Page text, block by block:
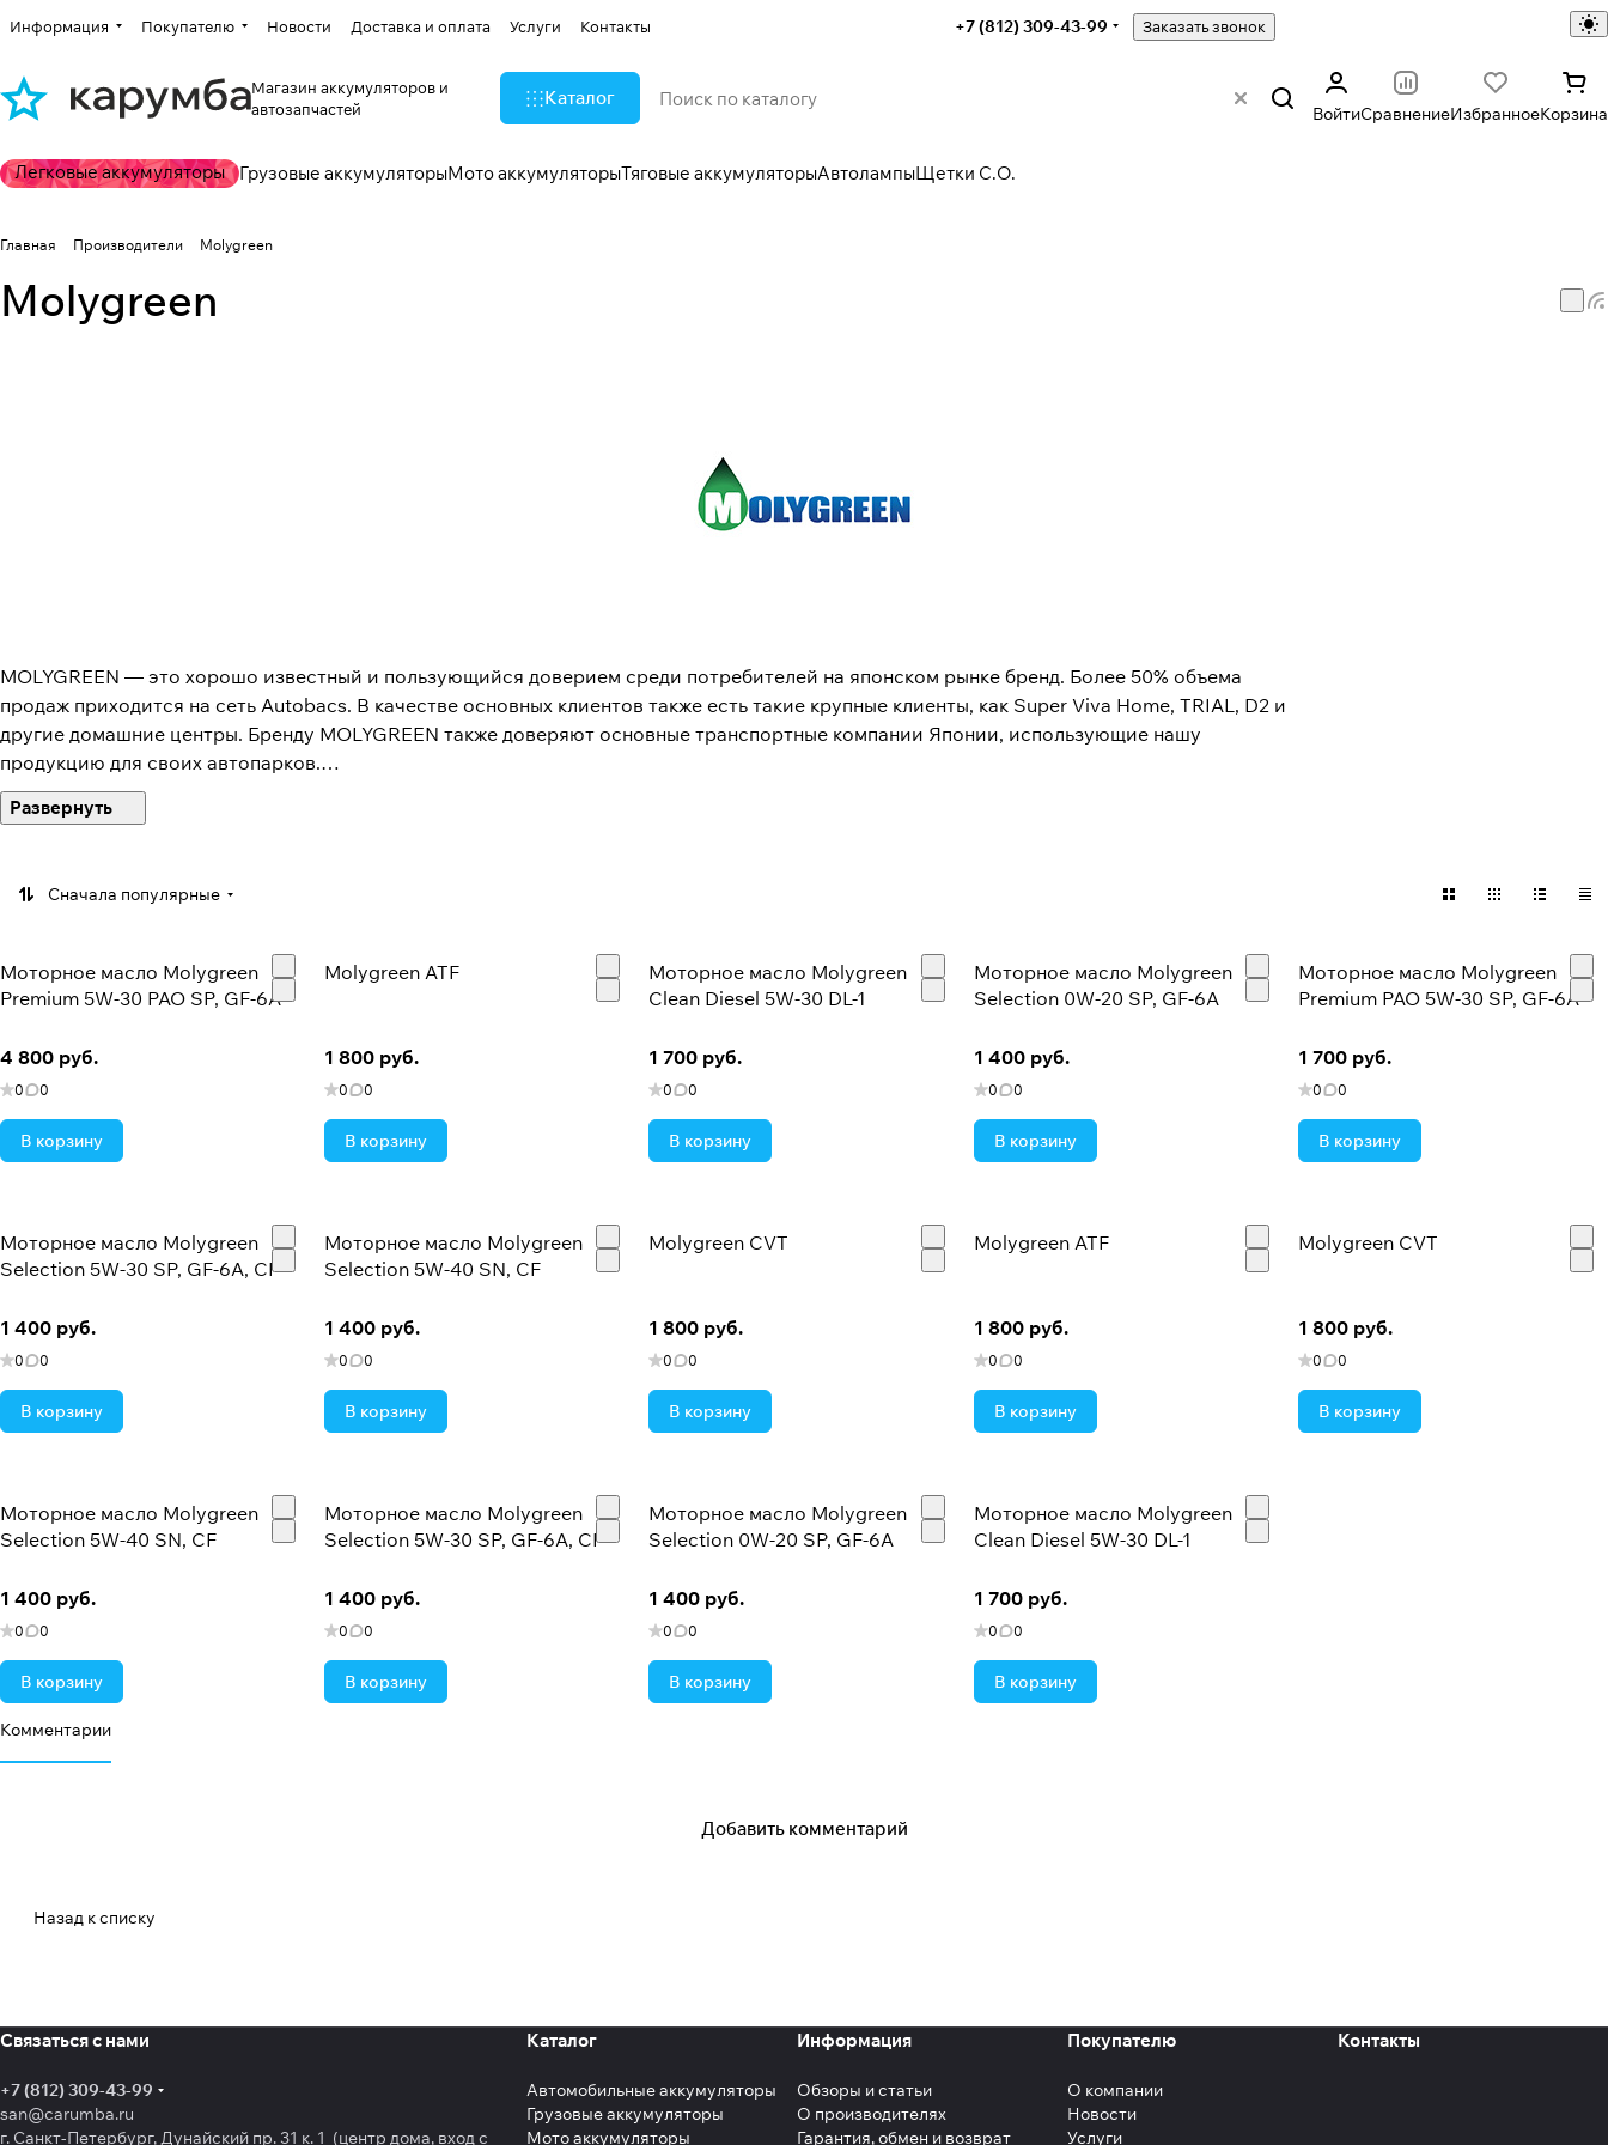
Информация Покупателю Новости Доставка и оплата Услуги Контакты +7 (812) 309-43-99 Заказать звонок
Магазин аккумуляторов и
автозапчастей
Каталог
ВойтиСравнениеИзбранноеКорзина
Легковые аккумуляторы Грузовые аккумуляторыМото аккумуляторыТяговые аккумуляторыАвтолампыЩетки С.О.
Главная Производители Molygreen
Molygreen
MOLYGREEN — это хорошо известный и пользующийся доверием среди потребителей на японском рынке бренд. Более 50% объема
продаж приходится на сеть Autobacs. В качестве основных клиентов также есть такие крупные клиенты, как Super Viva Home, TRIAL, D2 и
другие домашние центры. Бренду MOLYGREEN также доверяют основные транспортные компании Японии, использующие нашу
продукцию для своих автопарков.
Страна-производитель MolyGreen
основано в 1954 году. На 2023 год имеет две производственные площадки: одна в городе Ясио, префектура Саитама, ориентирована на
выпуск большого наименования продукции в мелкой таре, и вторая, в городе Сано, префектура Тотиги, ориентирована на выпуск
По-настоящему качественное японское масло
Специально проработанный состав масла
Лучшие базовые компоненты
Для производства масел используются только лучшие базовые компоненты
Широкая линейка
Широкая линейка всесезонных масел при широком температурном режиме
Сначала популярные
Моторное масло Molygreen
Premium 5W-30 PAO SP, GF-6A
4 800 руб.
0 0
В корзину
Molygreen ATF
1 800 руб.
0 0
В корзину
Моторное масло Molygreen
Clean Diesel 5W-30 DL-1
1 700 руб.
0 0
В корзину
Моторное масло Molygreen
Selection 0W-20 SP, GF-6A
1 400 руб.
0 0
В корзину
Моторное масло Molygreen
Premium PAO 5W-30 SP, GF-6A
1 700 руб.
0 0
В корзину
Моторное масло Molygreen
Selection 5W-30 SP, GF-6A, CF
1 400 руб.
0 0
В корзину
Моторное масло Molygreen
Selection 5W-40 SN, CF
1 400 руб.
0 0
В корзину
Molygreen CVT
1 800 руб.
0 0
В корзину
Molygreen ATF
1 800 руб.
0 0
В корзину
Molygreen CVT
1 800 руб.
0 0
В корзину
Моторное масло Molygreen
Selection 5W-40 SN, CF
1 400 руб.
0 0
В корзину
Моторное масло Molygreen
Selection 5W-30 SP, GF-6A, CF
1 400 руб.
0 0
В корзину
Моторное масло Molygreen
Selection 0W-20 SP, GF-6A
1 400 руб.
0 0
В корзину
Моторное масло Molygreen
Clean Diesel 5W-30 DL-1
1 700 руб.
0 0
В корзину
Комментарии
Добавить комментарий
Назад к списку
Связаться с нами
+7 (812) 309-43-99
san@carumba.ru
г. Санкт-Петербург, Дунайский пр. 31 к. 1 (центр дома, вход с
Каталог
Автомобильные аккумуляторы
Грузовые аккумуляторы
Мото аккумуляторы
Информация
Обзоры и статьи
О производителях
Гарантия, обмен и возврат
Покупателю
О компании
Новости
Услуги
Контакты